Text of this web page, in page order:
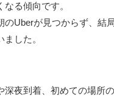
なる傾向です。
のUberが見つからず、結
した。
深夜到着、初めての場所